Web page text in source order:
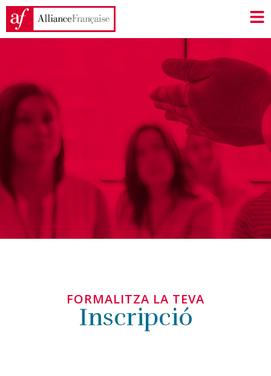
FORMALITZA LA TEVA
Inscripció